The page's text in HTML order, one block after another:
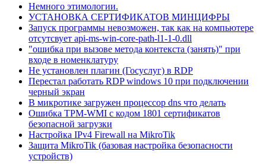
Немного этимологии.
УСТАНОВКА СЕРТИФИКАТОВ МИНЦИФРЫ
Запуск программы невозможен, так как на компьютере
отсутсвует api-ms-win-core-path-l1-1-0.dll
"ошибка при вызове метода контекста (занять)" при
входе в номенклатуру
Не установлен плагин (Госуслуг) в RDP
Перестал работать RDP windows 10 при подключении
черный экран
В микротике загружен процессор dns что делать
Ошибка TPM-WMI с кодом 1801 сертификатов
безопасной загрузки
Настройка IPv4 Firewall на MikroTik
Защита MikroTik (базовая настройка безопасности
устройств)